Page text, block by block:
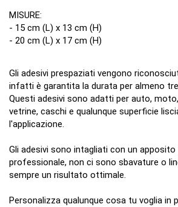
MISURE:
- 15 cm (L) x 13 cm (H)
- 20 cm (L) x 17 cm (H)
Gli adesivi prespaziati vengono
infatti è garantita la durata per almeno
Questi adesivi sono adatti per auto,
vetrine, caschi e qualunque superficie
l'applicazione.
Gli adesivi sono intagliati con un
professionale, non ci sono sbavature o
sempre un risultato ottimale.
Personalizza qualunque cosa tu voglia in